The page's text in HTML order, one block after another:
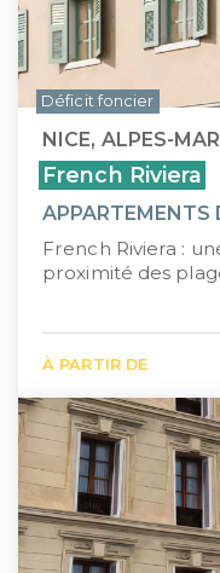
NICE, ALPES-
French Riviera
APPARTEMENTS
French Riviera :
proximité des
À PARTIR DE
Déficit foncier